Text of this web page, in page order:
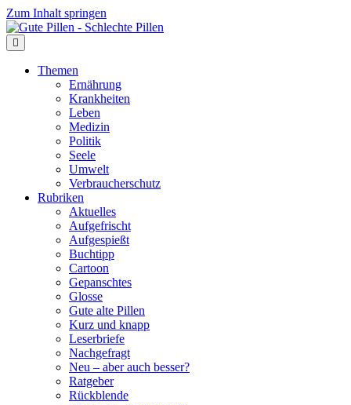
Zum Inhalt springen
Themen
Ernährung
Krankheiten
Leben
Medizin
Politik
Seele
Umwelt
Verbraucherschutz
Rubriken
Aktuelles
Aufgefrischt
Aufgespießt
Buchtipp
Cartoon
Gepanschtes
Glosse
Gute alte Pillen
Kurz und knapp
Leserbriefe
Nachgefragt
Neu – aber auch besser?
Ratgeber
Rückblende